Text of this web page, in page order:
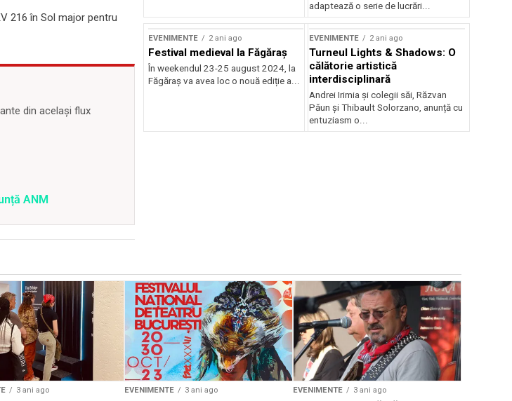
216 în Sol major pentru
din același flux
ANM
adaptează o serie de lucrări...
EVENIMENTE 2 ani ago
Festival medieval la Făgăraș
În weekendul 23-25 august 2024, la
Făgăraș va avea loc o nouă ediție a...
EVENIMENTE 2 ani ago
Turneul Lights & Shadows: O
călătorie artistică
interdisciplinară
Andrei Irimia și colegii săi, Răzvan
Păun și Thibault Solorzano, anunță cu
entuziasm o...
3 ani ago EVENIMENTE 3 ani ago EVENIMENTE 3 ani ago